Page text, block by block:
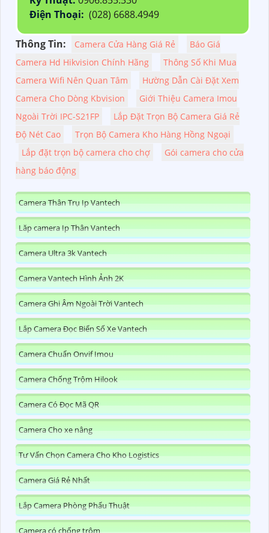
Điện Thoại: (028) 6688.4949
Thông Tin: Camera Cửa Hàng Giá Rẻ
Báo Giá
Camera Hd Hikvision Chính Hãng
Thông Số Khi Mua
Camera Wifi Nên Quan Tâm
Hường Dẫn Cài Đặt Xem
Camera Cho Dòng Kbvision
Giới Thiệu Camera Imou
Ngoài Trời IPC-S21FP
Lắp Đặt Trọn Bộ Camera Giá Rẻ
Độ Nét Cao
Trọn Bộ Camera Kho Hàng Hồng Ngoại
Lắp đặt trọn bộ camera cho chợ
Gói camera cho cửa
hàng báo động
Camera Thân Trụ Ip Vantech
Lăp camera Ip Thân Vantech
Camera Ultra 3k Vantech
Camera Vantech Hình Ảnh 2K
Camera Ghi Âm Ngoài Trời Vantech
Lắp Camera Đọc Biển Số Xe Vantech
Camera Chuẩn Onvif Imou
Camera Chống Trộm Hilook
Camera Có Đọc Mã QR
Camera Cho xe nâng
Tư Vấn Chọn Camera Cho Kho Logistics
Camera Giá Rẻ Nhất
Lắp Camera Phòng Phẩu Thuật
Camera có chống trộm